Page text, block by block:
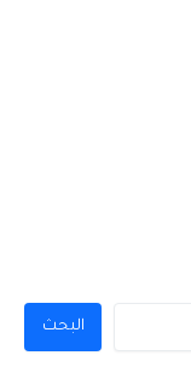
البحث